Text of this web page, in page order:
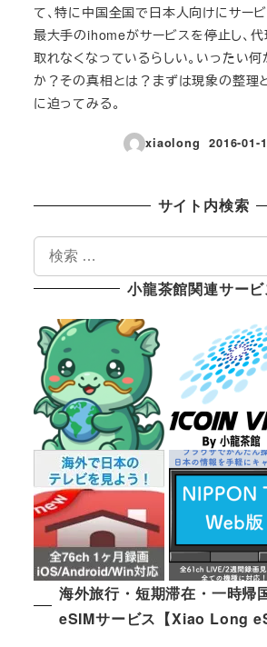
て、特に中国全国で日本人向けにサー
最大手のihomeがサービスを停止し、
取れなくなっているらしい。いったい
か？その真相とは？まずは現象の整理
に迫ってみる。
xiaolong
投稿日
2016-01-
サイト内検索
検
索
小龍茶館関連サービ
海外旅行・短期滞在・一時帰
eSIMサービス【Xiao Long